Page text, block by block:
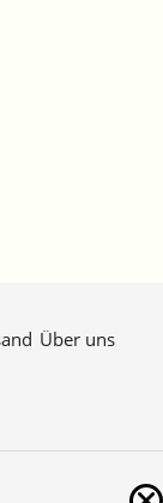
Über uns